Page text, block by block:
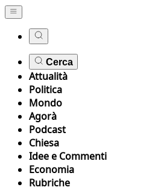
Cerca
Attualità
Politica
Mondo
Agorà
Podcast
Chiesa
Idee e Commenti
Economia
Rubriche